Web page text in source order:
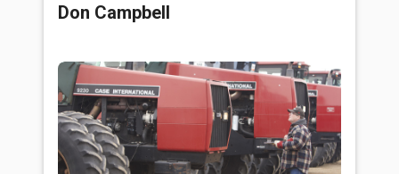
Don Campbell